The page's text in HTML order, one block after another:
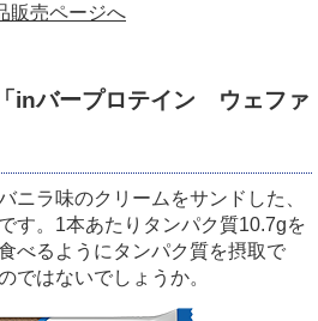
販売ページへ
inバープロテイン ウェファ
ニラ味のクリームをサンドした、
す。 1本あたりタンパク質10.7gを
べるようにタンパク質を摂取で
ではないでしょうか。